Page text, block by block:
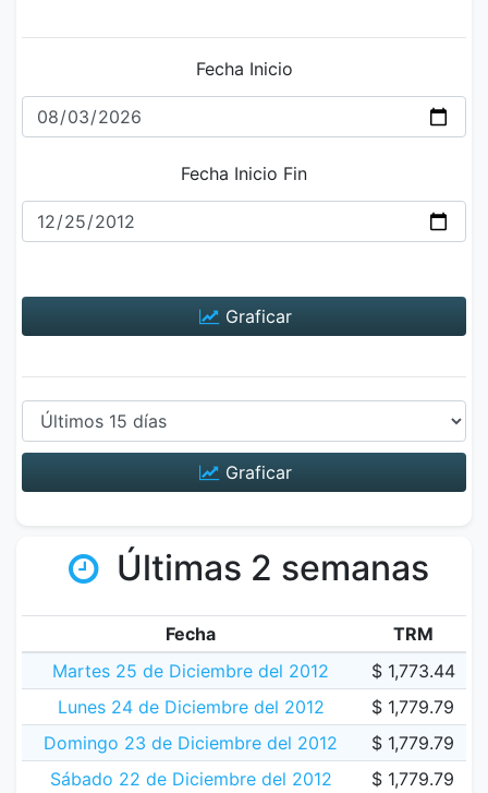
Fecha Inicio
Fecha Inicio Fin
Graficar
Graficar
Últimas 2 semanas
Fecha
TRM
Martes 25 de Diciembre del 2012
$ 1,773.44
Lunes 24 de Diciembre del 2012
$ 1,779.79
Domingo 23 de Diciembre del 2012
$ 1,779.79
Sábado 22 de Diciembre del 2012
$ 1,779.79